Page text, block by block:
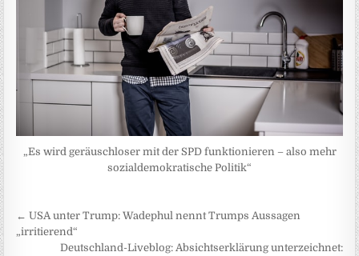
„Es wird geräuschloser mit der SPD funktionieren – also mehr
sozialdemokratische Politik“
Beitragsnavigation
← USA unter Trump: Wadephul nennt Trumps Aussagen
„irritierend“
Deutschland-Liveblog: Absichtserklärung unterzeichnet: